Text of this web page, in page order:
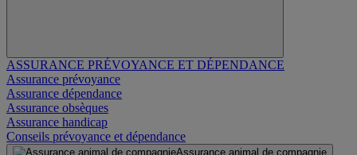
ASSURANCE PRÉVOYANCE ET DÉPENDANCE
Assurance prévoyance
Assurance dépendance
Assurance obsèques
Assurance handicap
Conseils prévoyance et dépendance
Assurance animal de compagnie